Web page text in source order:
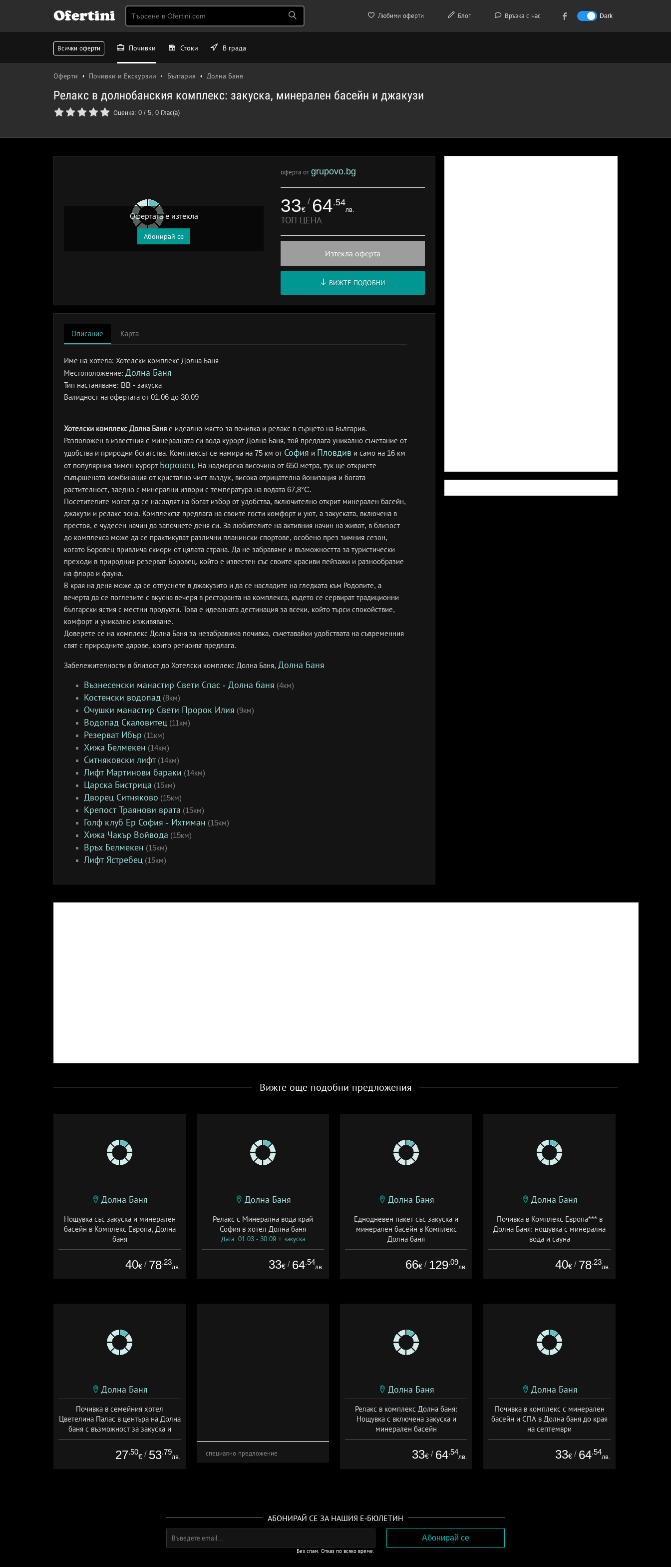
Любими оферти Блог Връзка с нас Dark
Ofertini
Всички оферти Почивки Стоки В града
Оферти Почивки и Екскурзии България Долна Баня
Релакс в долнобанския комплекс: закуска, минерален басейн и джакузи
Оценка: 0 / 5, 0 Глас(а)
Офертата е изтекла
Абонирай се
оферта от grupovo.bg
33€
/ 64.54
лв.
ТОП ЦЕНА
Изтекла оферта
ВИЖТЕ ПОДОБНИ
Описание Карта
Име на хотела: Хотелски комплекс Долна Баня
Местоположение: Долна Баня
Тип настаняване: BB - закуска
Валидност на офертата от 01.06 до 30.09
Хотелски комплекс Долна Баня е идеално място за почивка и релакс в сърцето на България.
Разположен в известния с минералната си вода курорт Долна Баня, той предлага уникално съчетание от
удобства и природни богатства. Комплексът се намира на 75 км от София и Пловдив и само на 16 км
от популярния зимен курорт Боровец. На надморска височина от 650 метра, тук ще откриете
съвършената комбинация от кристално чист въздух, висока отрицателна йонизация и богата
растителност, заедно с минерални извори с температура на водата 67,8°C.
Посетителите могат да се насладят на богат избор от удобства, включително открит минерален басейн,
джакузи и релакс зона. Комплексът предлага на своите гости комфорт и уют, а закуската, включена в
престоя, е чудесен начин да започнете деня си. За любителите на активния начин на живот, в близост
до комплекса може да се практикуват различни планински спортове, особено през зимния сезон,
когато Боровец привлича скиори от цялата страна. Да не забравяме и възможността за туристически
преходи в природния резерват Боровец, който е известен със своите красиви пейзажи и разнообразие
на флора и фауна.
В края на деня може да се отпуснете в джакузито и да се насладите на гледката към Родопите, а
вечерта да се поглезите с вкусна вечеря в ресторанта на комплекса, където се сервират традиционни
български ястия с местни продукти. Това е идеалната дестинация за всеки, който търси спокойствие,
комфорт и уникално изживяване.
Доверете се на комплекс Долна Баня за незабравима почивка, съчетавайки удобствата на съвременния
свят с природните дарове, които регионът предлага.
Забележителности в близост до Хотелски комплекс Долна Баня, Долна Баня
Възнесенски манастир Свети Спас - Долна баня (4км)
Костенски водопад (8км)
Очушки манастир Свети Пророк Илия (9км)
Водопад Скаловитец (11км)
Резерват Ибър (11км)
Хижа Белмекен (14км)
Ситняковски лифт(14км)
Лифт Мартинови бараки (14км)
Царска Бистрица (15км)
Дворец Ситняково (15км)
Крепост Траянови врата (15км)
Голф клуб Ер София - Ихтиман (15км)
Хижа Чакър Войвода (15км)
Връх Белмекен (15км)
Лифт Ястребец (15км)
Вижте още подобни предложения
Долна Баня
Нощувка със закуска и минерален
басейн в Комплекс Европа, Долна
баня
Дата: 01.06 - 30.09 + закуска
40€ / 78.23
лв.
Долна Баня
Релакс с Минерална вода край
София в хотел Долна баня
Дата: 01.03 - 30.09 + закуска
33€ / 64.54
лв.
Долна Баня
Еднодневен пакет със закуска и
минерален басейн в Комплекс
Долна баня
Дата: 31.07 - 30.09 + закуска
66€ / 129.09
лв.
Долна Баня
Почивка в Комплекс Европа*** в
Долна Баня: нощувка с минерална
вода и сауна
Дата: 23.07 - 31.10 + закуска
40€ / 78.23
лв.
Долна Баня
Почивка в семейния хотел
Цветелина Палас в центъра на Долна
баня с възможност за закуска и
вечеря
Дата: 03.08 - 31.10 + полупансион
27.50
€ / 53.79
лв. специално предложение
Долна Баня
Релакс в комплекс Долна баня:
Нощувка с включена закуска и
минерален басейн
Дата: 07.08 - 30.09 + закуска
33€ / 64.54
лв.
Долна Баня
Почивка в комплекс с минерален
басейн и СПА в Долна баня до края
на септември
+ закуска
33€ / 64.54
лв.
АБОНИРАЙ СЕ ЗА НАШИЯ Е-БЮЛЕТИН
Без спам. Отказ по всяко време.